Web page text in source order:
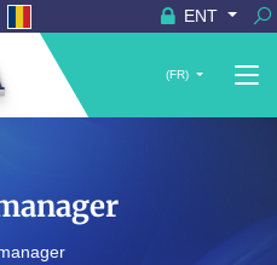
ENT
(FR)